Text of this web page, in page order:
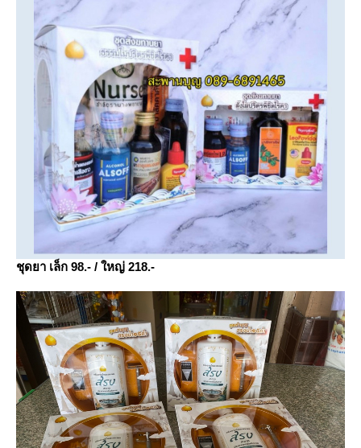
ชุดยา เล็ก 98.- / ใหญ่ 218.-